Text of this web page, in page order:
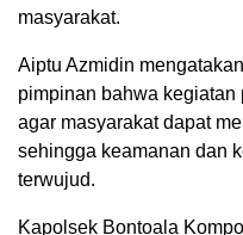
masyarakat.
Aiptu Azmidin
pimpinan bahwa
agar masyarakat dapat
sehingga keamanan dan
terwujud.
Kapolsek Bontoala